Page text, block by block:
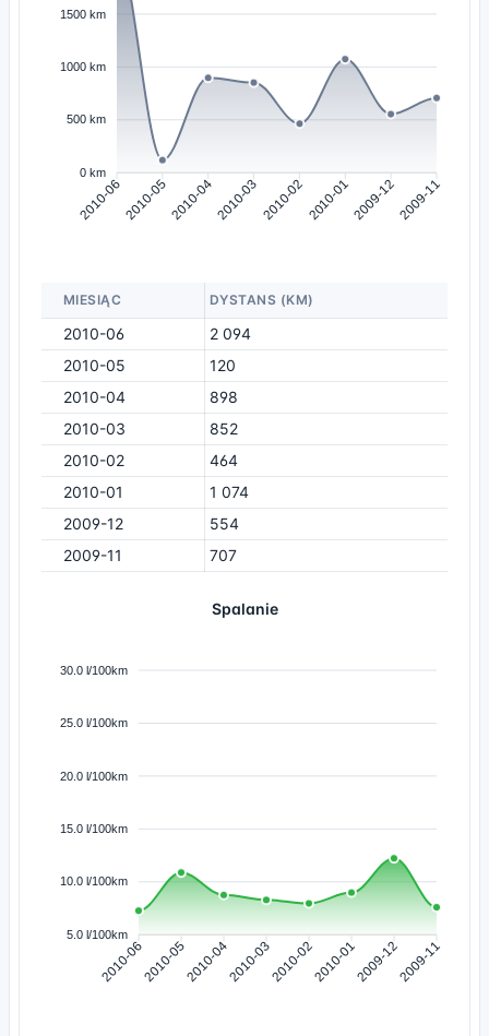
1500 km
1000 km
500 km
0 km
2010-062010-052010-042010-032010-022010-012009-122009-11
MIESIĄC DYSTANS (KM)
2010-06
2 094
2010-05
120
2010-04
898
2010-03
852
2010-02
464
2010-01
1 074
2009-12
554
2009-11
707
Spalanie
30.0 l/100km
25.0 l/100km
20.0 l/100km
15.0 l/100km
10.0 l/100km
5.0 l/100km
2010-062010-052010-042010-032010-022010-012009-122009-11